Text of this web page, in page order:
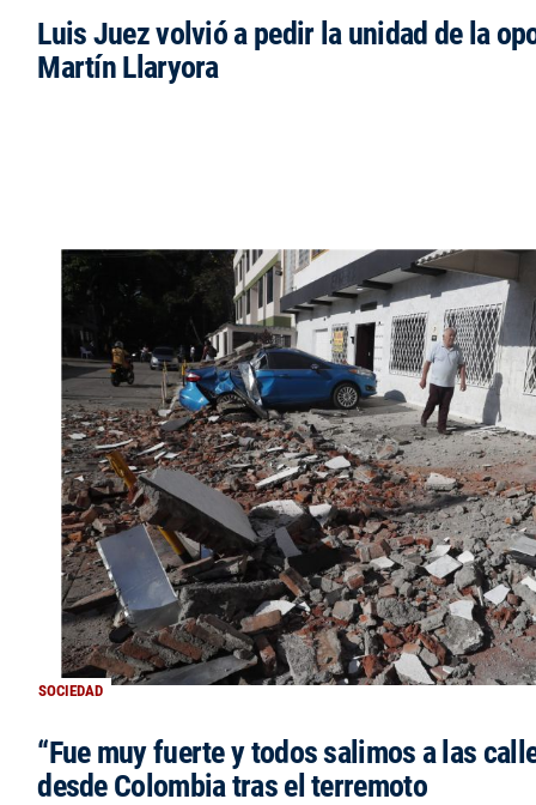
Luis Juez volvió a pedir la unidad de la
Martín Llaryora
SOCIEDAD
“Fue muy fuerte y todos salimos a las
desde Colombia tras el terremoto